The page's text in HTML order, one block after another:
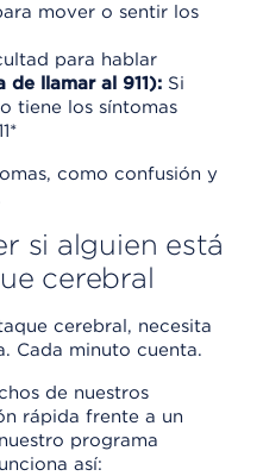
mover o sentir los
para hablar
de llamar al 911): Si
tiene los síntomas
como confusión y
si alguien está
cerebral
cerebral, necesita
Cada minuto cuenta.
de nuestros
rápida frente a un
programa
así: